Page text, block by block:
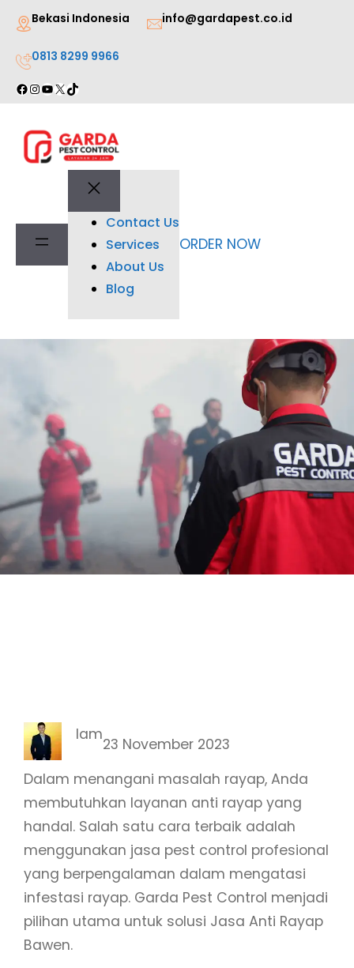
Lewati
konten
Bekasi Indonesia info@gardapest.co.id
0813 8299 9966
Facebook
Instagram
YouTube
X TikTok
Contact Us
Services
About Us
Blog
ORDER NOW
Iam
23 November 2023
Dalam menangani masalah rayap, Anda
membutuhkan layanan anti rayap yang
handal. Salah satu cara terbaik adalah
menggunakan jasa pest control profesional
yang berpengalaman dalam mengatasi
infestasi rayap. Garda Pest Control menjadi
pilihan utama untuk solusi Jasa Anti Rayap
Bawen.